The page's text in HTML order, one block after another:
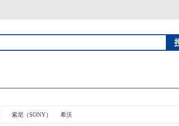
索尼（SONY） 希沃